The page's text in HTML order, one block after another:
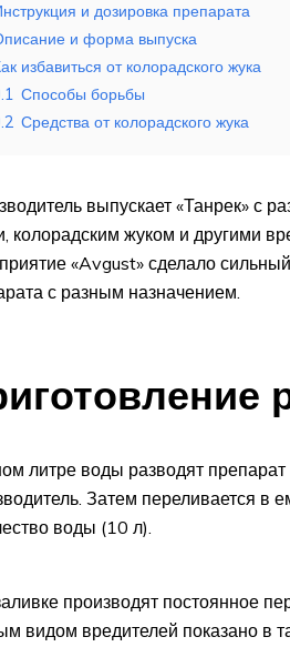
и дозировка препарата
и форма выпуска
избавиться от колорадского жука
Способы борьбы
Средства от колорадского жука
выпускает «Танрек» с
колорадским жуком и другими
«Avgust» сделало
с разным назначением.
литре воды разводят
Затем переливается в
воды (10 л).
производят постоянное
видом вредителей показано в